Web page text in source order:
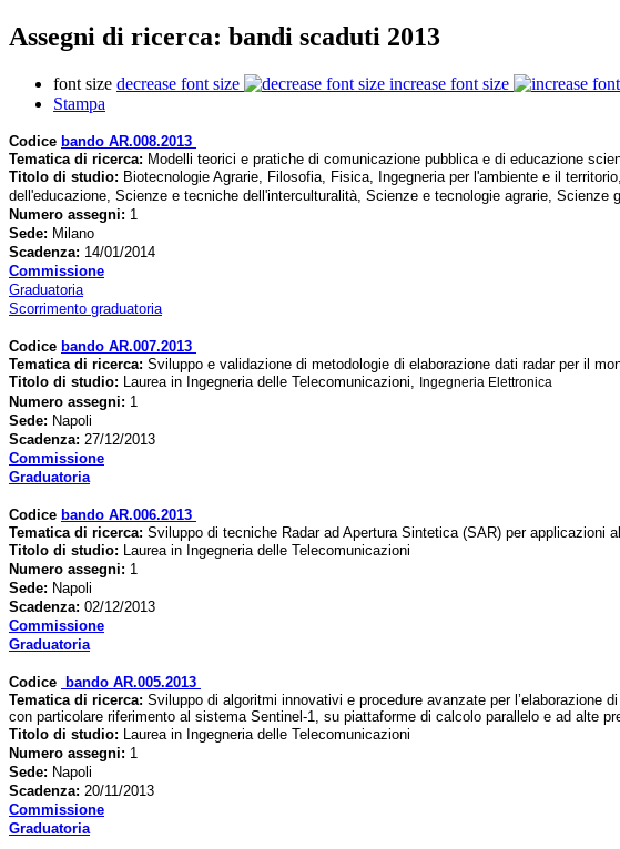
Assegni di ricerca: bandi scaduti 2013
font size decrease font size
increase font size
Stampa
Codice bando AR.008.2013
Tematica di ricerca: Modelli teorici e pratiche di comunicazione pubblica e di educazione
Titolo di studio: Biotecnologie Agrarie, Filosofia, Fisica, Ingegneria per l'ambiente e il
dell'educazione, Scienze e tecniche dell'interculturalità, Scienze e tecnologie agrarie,
Numero assegni: 1
Sede: Milano
Scadenza: 14/01/2014
Commissione
Graduatoria
Scorrimento graduatoria
Codice bando AR.007.2013
Tematica di ricerca: Sviluppo e validazione di metodologie di elaborazione dati radar per il
Titolo di studio:
Laurea in Ingegneria delle Telecomunicazioni, Ingegneria Elettronica
Numero assegni: 1
Sede: Napoli
Scadenza: 27/12/2013
Commissione
Graduatoria
Codice bando AR.006.2013
Tematica di ricerca: Sviluppo di tecniche Radar ad Apertura Sintetica (SAR) per applicazioni
Titolo di studio:
Laurea in Ingegneria delle Telecomunicazioni
Numero assegni: 1
Sede: Napoli
Scadenza: 02/12/2013
Commissione
Graduatoria
Codice
bando AR.005.2013
Tematica di ricerca: Sviluppo di algoritmi innovativi e procedure avanzate per l’elaborazione
con particolare riferimento al sistema Sentinel-1, su piattaforme di calcolo parallelo e ad alte
Titolo di studio:
Laurea in Ingegneria delle Telecomunicazioni
Numero assegni: 1
Sede: Napoli
Scadenza: 20/11/2013
Commissione
Graduatoria